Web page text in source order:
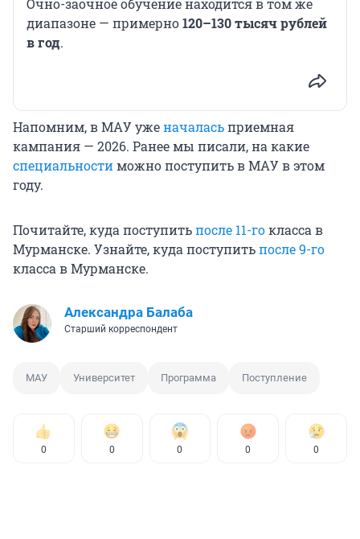
Очно-заочное обучение находится в том же
диапазоне — примерно120–130 тысяч рублей
в год.
Напомним, в МАУ уженачаласьприемная
кампания — 2026. Ранее мы писали, на какие
специальностиможно поступить в МАУ в этом
году.
Почитайте, куда поступитьпосле 11-гокласса в
Мурманске. Узнайте, куда поступитьпосле 9-го
класса в Мурманске.
Александра Балаба
Старший корреспондент
МАУ Университет Программа Поступление
0 0 0 0 0